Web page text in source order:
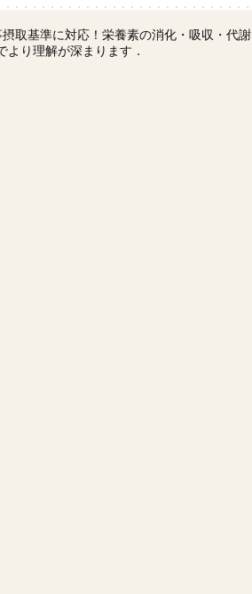
取基準に対応！栄養素の消化・吸収・代謝
り理解が深まります．